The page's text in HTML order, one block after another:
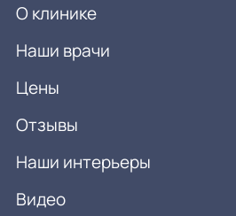
О клинике
Наши врачи
Цены
Отзывы
Наши интерьеры
Видео